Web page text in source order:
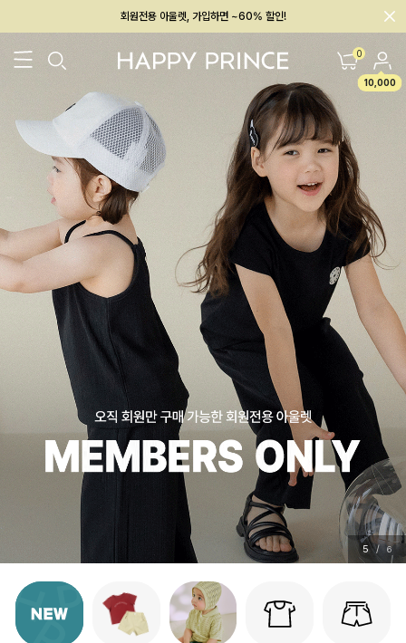
회원전용 아울렛, 가입하면 ~60% 할인!
멤버십 최대 28,000원 혜택 0
10,000
26SS 신상 BEST BABY[6~12M] 아우터/상의 하의/레깅스
5 / 6